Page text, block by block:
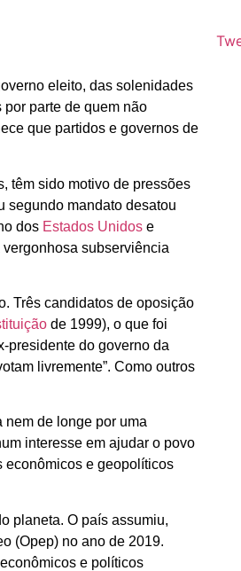
eleito, das solenidades
parte de quem não
que partidos e governos de
têm sido motivo de pressões
segundo mandato desatou
dos Estados Unidos e
subserviência
Três candidatos de oposição
de 1999), o que foi
presidente do governo da
livremente”. Como outros
nem de longe por uma
interesse em ajudar o povo
econômicos e geopolíticos
planeta. O país assumiu,
(Opep) no ano de 2019.
e políticos